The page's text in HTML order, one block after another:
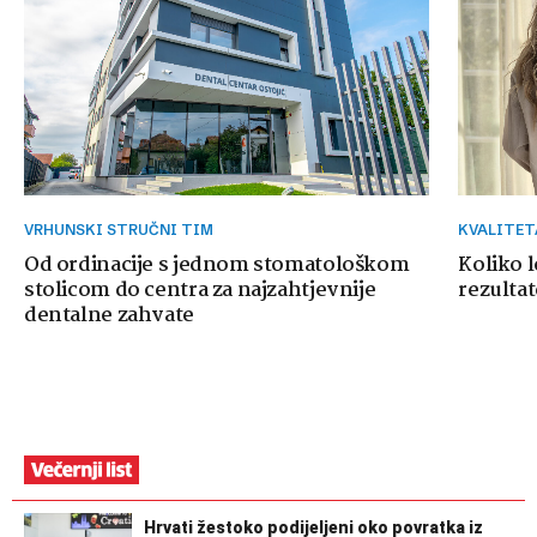
VRHUNSKI STRUČNI TIM
Od ordinacije s jednom stomatološkom
stolicom do centra za najzahtjevnije
dentalne zahvate
Koliko